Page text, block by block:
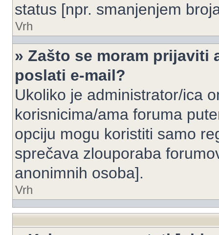
status [npr. smanjenjem
Vrh
» Zašto se moram prijaviti
poslati e-mail?
Ukoliko je administrator/ica
korisnicima/ama foruma
opciju mogu koristiti samo
sprečava zlouporaba
anonimnih osoba].
Vrh